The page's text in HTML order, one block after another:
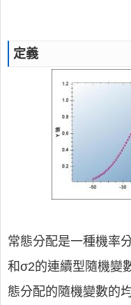
定義
常態分配是一種機率
和σ2的連續型隨機變
態分配的隨機變數的